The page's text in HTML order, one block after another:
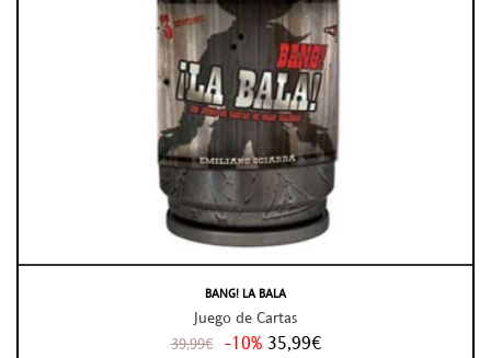
BANG! LA BALA
Juego de Cartas
39,99€ -10% 35,99€